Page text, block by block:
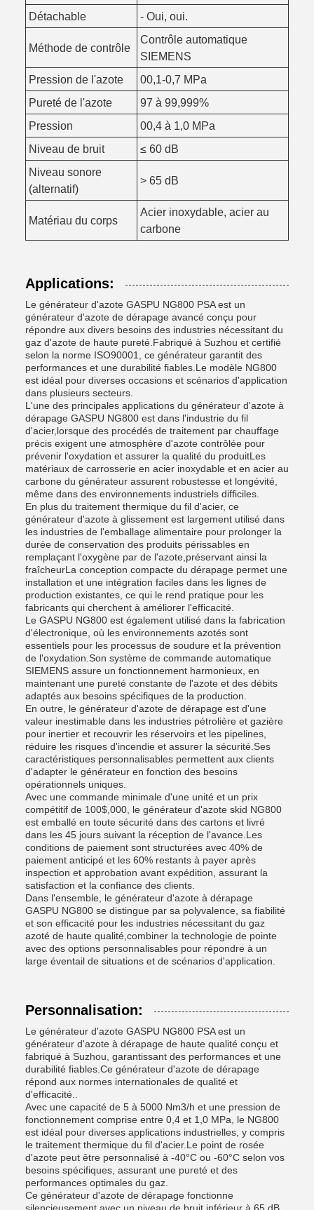
Détachable - Oui, oui.
Méthode de contrôle
Contrôle automatique
SIEMENS
Pression de l'azote
00,1-0,7 MPa
Pureté de l'azote
97 à 99,999%
Pression
00,4 à 1,0 MPa
Niveau de bruit
≤ 60 dB
Niveau sonore
(alternatif)
> 65 dB
Matériau du corps
Acier inoxydable, acier au
carbone
Applications:
Le générateur d'azote GASPU NG800 PSA est un
générateur d'azote de dérapage avancé conçu pour
répondre aux divers besoins des industries nécessitant du
gaz d'azote de haute pureté.Fabriqué à Suzhou et certifié
selon la norme ISO90001, ce générateur garantit des
performances et une durabilité fiables.Le modèle NG800
est idéal pour diverses occasions et scénarios d'application
dans plusieurs secteurs.
L'une des principales applications du générateur d'azote à
dérapage GASPU NG800 est dans l'industrie du fil
d'acier,lorsque des procédés de traitement par chauffage
précis exigent une atmosphère d'azote contrôlée pour
prévenir l'oxydation et assurer la qualité du produitLes
matériaux de carrosserie en acier inoxydable et en acier au
carbone du générateur assurent robustesse et longévité,
même dans des environnements industriels difficiles.
En plus du traitement thermique du fil d'acier, ce
générateur d'azote à glissement est largement utilisé dans
les industries de l'emballage alimentaire pour prolonger la
durée de conservation des produits périssables en
remplaçant l'oxygène par de l'azote,préservant ainsi la
fraîcheurLa conception compacte du dérapage permet une
installation et une intégration faciles dans les lignes de
production existantes, ce qui le rend pratique pour les
fabricants qui cherchent à améliorer l'efficacité.
Le GASPU NG800 est également utilisé dans la fabrication
d'électronique, où les environnements azotés sont
essentiels pour les processus de soudure et la prévention
de l'oxydation.Son système de commande automatique
SIEMENS assure un fonctionnement harmonieux, en
maintenant une pureté constante de l'azote et des débits
adaptés aux besoins spécifiques de la production.
En outre, le générateur d'azote de dérapage est d'une
valeur inestimable dans les industries pétrolière et gazière
pour inertier et recouvrir les réservoirs et les pipelines,
réduire les risques d'incendie et assurer la sécurité.Ses
caractéristiques personnalisables permettent aux clients
d'adapter le générateur en fonction des besoins
opérationnels uniques.
Avec une commande minimale d'une unité et un prix
compétitif de 100$,000, le générateur d'azote skid NG800
est emballé en toute sécurité dans des cartons et livré
dans les 45 jours suivant la réception de l'avance.Les
conditions de paiement sont structurées avec 40% de
paiement anticipé et les 60% restants à payer après
inspection et approbation avant expédition, assurant la
satisfaction et la confiance des clients.
Dans l'ensemble, le générateur d'azote à dérapage
GASPU NG800 se distingue par sa polyvalence, sa fiabilité
et son efficacité pour les industries nécessitant du gaz
azoté de haute qualité,combiner la technologie de pointe
avec des options personnalisables pour répondre à un
large éventail de situations et de scénarios d'application.
Personnalisation:
Le générateur d'azote GASPU NG800 PSA est un
générateur d'azote à dérapage de haute qualité conçu et
fabriqué à Suzhou, garantissant des performances et une
durabilité fiables.Ce générateur d'azote de dérapage
répond aux normes internationales de qualité et
d'efficacité..
Avec une capacité de 5 à 5000 Nm3/h et une pression de
fonctionnement comprise entre 0,4 et 1,0 MPa, le NG800
est idéal pour diverses applications industrielles, y compris
le traitement thermique du fil d'acier.Le point de rosée
d'azote peut être personnalisé à -40°C ou -60°C selon vos
besoins spécifiques, assurant une pureté et des
performances optimales du gaz.
Ce générateur d'azote de dérapage fonctionne